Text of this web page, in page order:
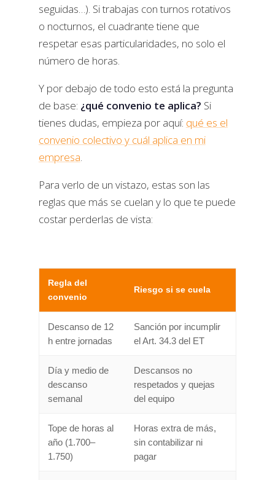
seguidas…). Si trabajas con turnos rotativos
o nocturnos, el cuadrante tiene que
respetar esas particularidades, no solo el
número de horas.
Y por debajo de todo esto está la pregunta
de base: ¿qué convenio te aplica? Si
tienes dudas, empieza por aquí: qué es el
convenio colectivo y cuál aplica en mi
empresa.
Para verlo de un vistazo, estas son las
reglas que más se cuelan y lo que te puede
costar perderlas de vista:
Regla del
convenio
Riesgo si se cuela
Descanso de 12
h entre jornadas
Sanción por incumplir
el Art. 34.3 del ET
Día y medio de
descanso
semanal
Descansos no
respetados y quejas
del equipo
Tope de horas al
año (1.700–
1.750)
Horas extra de más,
sin contabilizar ni
pagar